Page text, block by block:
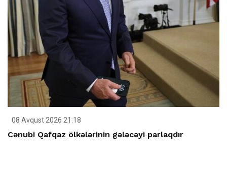
08 Avqust 2026 21:18
Cənubi Qafqaz ölkələrinin gələcəyi parlaqdır